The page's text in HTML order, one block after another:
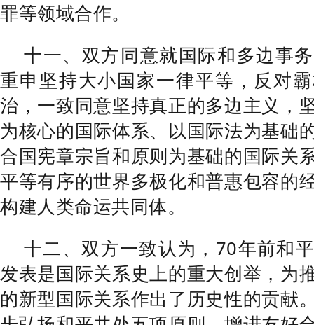
罪等领域合作。
十一、双方同意就国际和多边事
重申坚持大小国家一律平等，反对
治，一致同意坚持真正的多边主义，
为核心的国际体系、以国际法为基础
合国宪章宗旨和原则为基础的国际关
平等有序的世界多极化和普惠包容的
构建人类命运共同体。
十二、双方一致认为，70年前和
发表是国际关系史上的重大创举，为
的新型国际关系作出了历史性的贡献